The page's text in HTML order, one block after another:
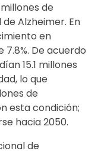
de
Alzheimer. En
en
7.8%. De acuerdo
15.1 millones
lo que
de
esta condición;
hacia 2050.
de